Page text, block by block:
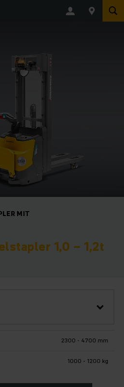
MIT
1,0 – 1,2t
2300 - 4700 mm
1000 - 1200 kg